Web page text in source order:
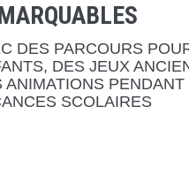
DES PARCOURS
DES JEUX
ANIMATIONS PENDANT
SCOLAIRES